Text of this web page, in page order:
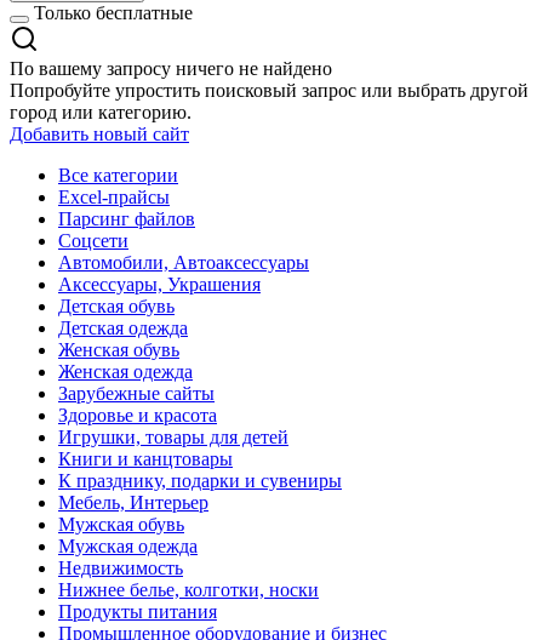
Только бесплатные
По вашему запросу ничего не найдено
Попробуйте упростить поисковый запрос или выбрать другой
город или категорию.
Добавить новый сайт
Все категории
Excel-прайсы
Парсинг файлов
Соцсети
Автомобили, Автоаксессуары
Аксессуары, Украшения
Детская обувь
Детская одежда
Женская обувь
Женская одежда
Зарубежные сайты
Здоровье и красота
Игрушки, товары для детей
Книги и канцтовары
К празднику, подарки и сувениры
Мебель, Интерьер
Мужская обувь
Мужская одежда
Недвижимость
Нижнее белье, колготки, носки
Продукты питания
Промышленное оборудование и бизнес